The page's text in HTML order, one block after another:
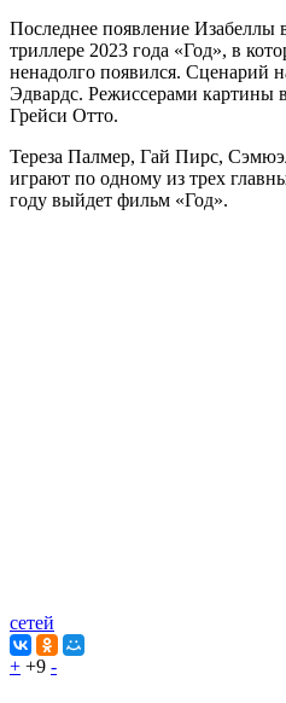
Последнее появление Изабеллы
триллере 2023 года «Год», в
ненадолго появился. Сценарий
Эдвардс. Режиссерами
Грейси Отто.
Тереза Палмер, Гай Пирс,
играют по одному из трех
году выйдет фильм «Год».
сетей
+ +9 -